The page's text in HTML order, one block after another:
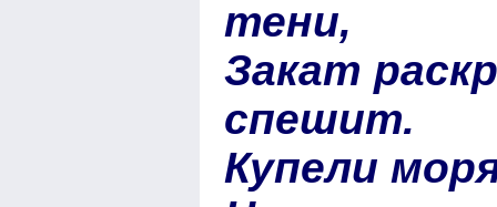
тени,
Закат
спешит.
Купели